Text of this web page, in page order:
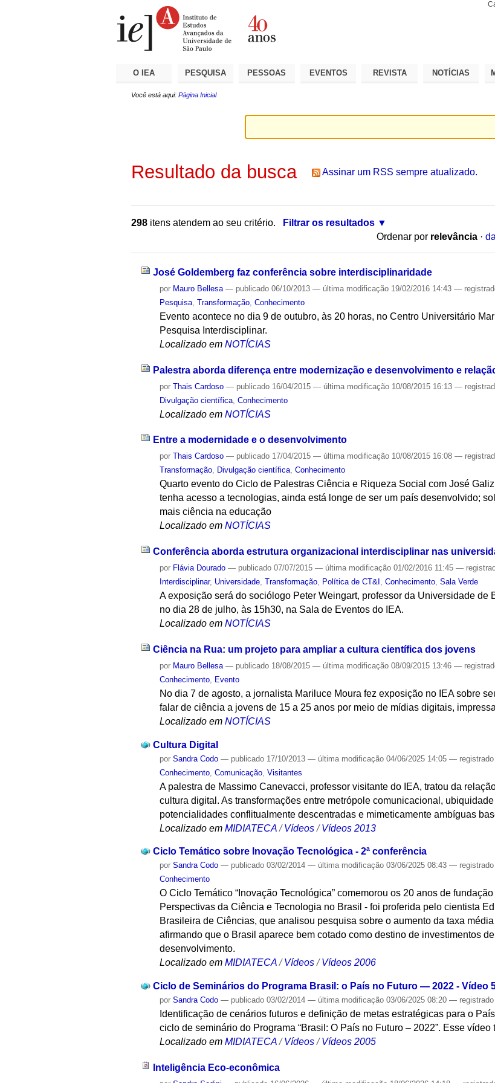
O IEA PESQUISA PESSOAS EVENTOS REVISTA NOTÍCIAS
Você está aqui: Página Inicial
Resultado da busca Assinar um RSS sempre atualizado.
298 itens atendem ao seu critério.
Filtrar os resultados
Ordenar por relevância ·
José Goldemberg faz conferência sobre interdisciplinaridade
por Mauro Bellesa — publicado 06/10/2013— última modificação 19/02/2016 14:43—
Pesquisa ,Transformação ,Conhecimento
Evento acontece no dia 9 de outubro, às 20 horas, no Centro Universitário
Pesquisa Interdisciplinar.
Localizado em NOTÍCIAS
Palestra aborda diferença entre modernização e desenvolvimento e
porThais Cardoso — publicado 16/04/2015— última modificação 10/08/2015 16:13—
Divulgação científica ,Conhecimento
Localizado em NOTÍCIAS
Entre a modernidade e o desenvolvimento
porThais Cardoso — publicado 17/04/2015— última modificação 10/08/2015 16:08—
Transformação, Divulgação científica,Conhecimento
Quarto evento do Ciclo de Palestras Ciência e Riqueza Social com José
tenha acesso a tecnologias, ainda está longe de ser um país desenvolvido;
mais ciência na educação
Localizado em NOTÍCIAS
Conferência aborda estrutura organizacional interdisciplinar nas
por Flávia Dourado — publicado 07/07/2015— última modificação 01/02/2016 11:45—
Interdisciplinar, Universidade,Transformação, Política de CT&I ,Conhecimento,Sala Verde
A exposição será do sociólogo Peter Weingart, professor da Universidade de
no dia 28 de julho, às 15h30, na Sala de Eventos do IEA.
Localizado em NOTÍCIAS
Ciência na Rua: um projeto para ampliar a cultura científica dos jovens
por Mauro Bellesa — publicado 18/08/2015— última modificação 08/09/2015 13:46—
Conhecimento
Evento
No dia 7 de agosto, a jornalista Mariluce Moura fez exposição no IEA sobre
falar de ciência a jovens de 15 a 25 anos por meio de mídias digitais,
Localizado em NOTÍCIAS
Cultura Digital
porSandra Codo — publicado 17/10/2013— última modificação 04/06/2025 14:05—
Conhecimento ,Comunicação ,Visitantes
A palestra de Massimo Canevacci, professor visitante do IEA, tratou da
cultura digital. As transformações entre metrópole comunicacional,
potencialidades conflitualmente descentradas e mimeticamente ambíguas
Localizado em MIDIATECA /Vídeos /Vídeos 2013
Ciclo Temático sobre Inovação Tecnológica - 2ª conferência
porSandra Codo — publicado 03/02/2014— última modificação 03/06/2025 08:43—
Conhecimento
O Ciclo Temático “Inovação Tecnológica” comemorou os 20 anos de
Perspectivas da Ciência e Tecnologia no Brasil - foi proferida pelo cientista
Brasileira de Ciências, que analisou pesquisa sobre o aumento da taxa
afirmando que o Brasil aparece bem cotado como destino de investimentos
desenvolvimento.
Localizado em MIDIATECA /Vídeos /Vídeos 2006
Ciclo de Seminários do Programa Brasil: o País no Futuro — 2022 - Vídeo
porSandra Codo — publicado 03/02/2014— última modificação 03/06/2025 08:20—
Identificação de cenários futuros e definição de metas estratégicas para o
ciclo de seminário do Programa “Brasil: O País no Futuro – 2022”. Esse
Localizado em MIDIATECA /Vídeos /Vídeos 2005
Inteligência Eco-econômica